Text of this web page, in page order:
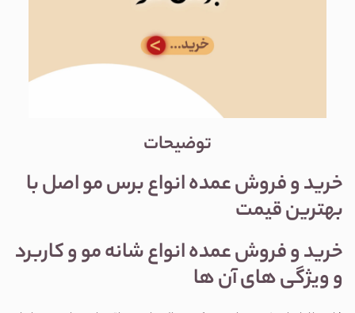
توضیحات
خرید و فروش عمده انواع برس مو اصل با
بهترین قیمت
خرید و فروش عمده انواع شانه مو و کاربرد
و ویژگی های آن ها